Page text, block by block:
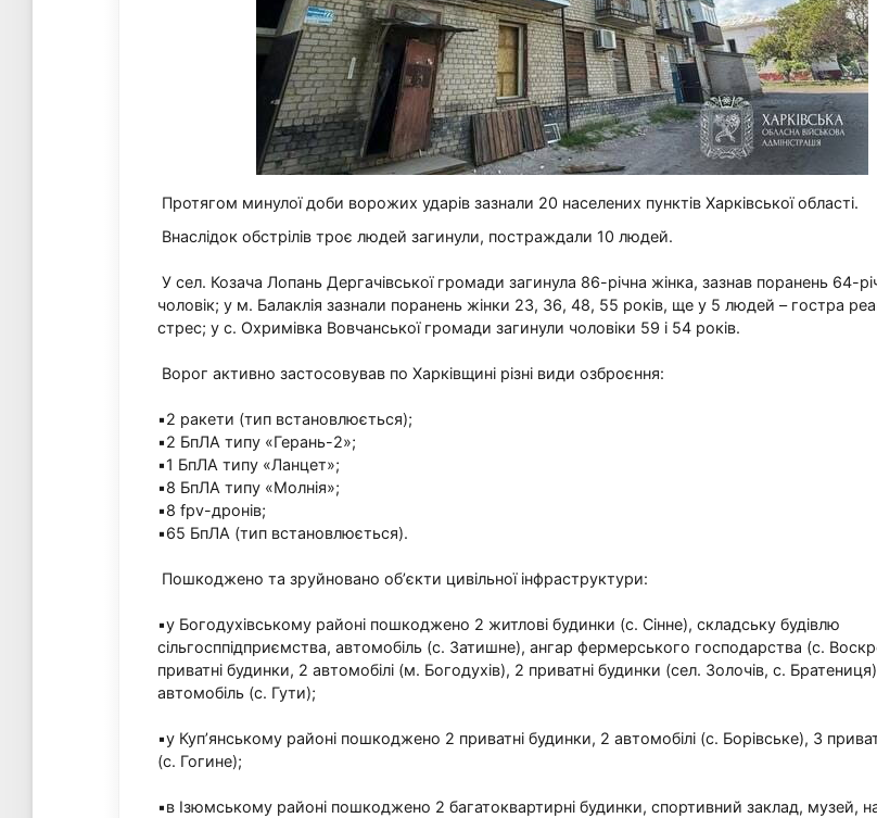
Протягом минулої доби ворожих ударів зазнали 20 населених пунктів Харківської області.
Внаслідок обстрілів троє людей загинули, постраждали 10 людей.
У сел. Козача Лопань Дергачівської громади загинула 86-річна жінка, зазнав поранень 64-
чоловік; у м. Балаклія зазнали поранень жінки 23, 36, 48, 55 років, ще у 5 людей – гостра
стрес; у с. Охримівка Вовчанської громади загинули чоловіки 59 і 54 років.
Ворог активно застосовував по Харківщині різні види озброєння:
▪️2 ракети (тип встановлюється);
▪️2 БпЛА типу «Герань-2»;
▪️1 БпЛА типу «Ланцет»;
▪️8 БпЛА типу «Молнія»;
▪️8 fpv-дронів;
▪️65 БпЛА (тип встановлюється).
Пошкоджено та зруйновано обʼєкти цивільної інфраструктури:
▪️у Богодухівському районі пошкоджено 2 житлові будинки (с. Сінне), складську будівлю
сільгосппідприємства, автомобіль (с. Затишне), ангар фермерського господарства (с.
приватні будинки, 2 автомобілі (м. Богодухів), 2 приватні будинки (сел. Золочів, с.
автомобіль (с. Гути);
▪️у Куп’янському районі пошкоджено 2 приватні будинки, 2 автомобілі (с. Борівське), 3
(с. Гогине);
▪️в Ізюмському районі пошкоджено 2 багатоквартирні будинки, спортивний заклад, музей,